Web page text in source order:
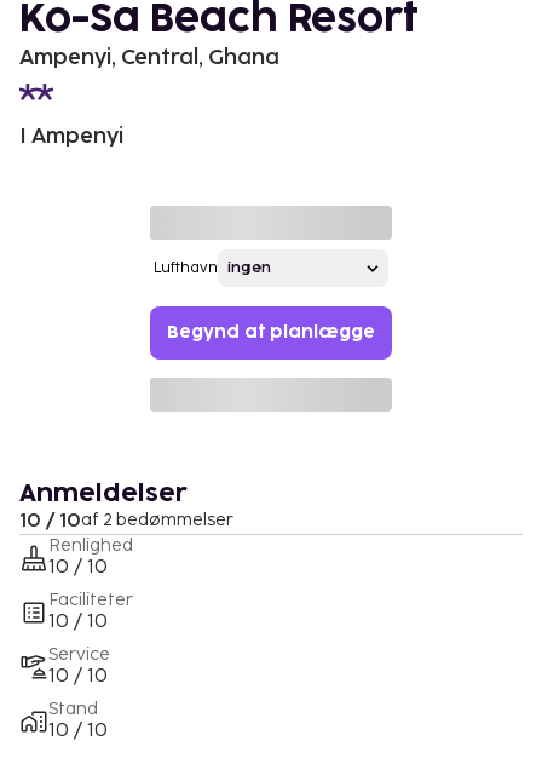
Ko-Sa Beach Resort
Ampenyi, Central, Ghana
I Ampenyi
Lufthavn
Begynd at planlægge
Anmeldelser
10 / 10af 2 bedømmelser
Renlighed
10 / 10
Faciliteter
10 / 10
Service
10 / 10
Stand
10 / 10